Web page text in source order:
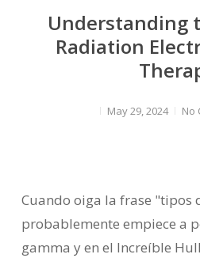
Understanding
Radiation
May 29, 2024 No
Cuando oiga la frase "tipos
probablemente empiece a
gamma y en el Increíble